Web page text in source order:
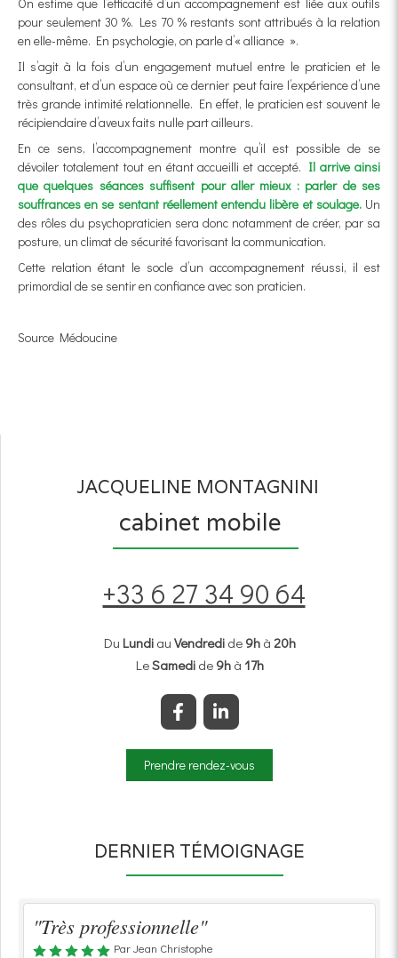
pour seulement 30 %. Les 70 % restants sont attribués à la relation
en elle-même. En psychologie, on parle d’« alliance ».
Il s’agit à la fois d’un engagement mutuel entre le praticien et le
consultant, et d’un espace où ce dernier peut faire l’expérience d’une
très grande intimité relationnelle. En effet, le praticien est souvent le
récipiendaire d’aveux faits nulle part ailleurs.
En ce sens, l’accompagnement montre qu’il est possible de se
dévoiler totalement tout en étant accueilli et accepté. Il arrive ainsi
que quelques séances suffisent pour aller mieux : parler de ses
souffrances en se sentant réellement entendu libère et soulage.Un
des rôles du psychopraticien sera donc notamment de créer, par sa
posture, un climat de sécurité favorisant la communication.
Cette relation étant le socle d’un accompagnement réussi, il est
primordial de se sentir en confiance avec son praticien.
Source Médoucine
JACQUELINE MONTAGNINI
cabinet mobile
+33 6 27 34 90 64
Du Lundiau Vendredide 9hà 20h
LeSamedide 9hà 17h
Prendre rendez-vous
DERNIER TÉMOIGNAGE
"Très professionnelle"
Par Jean Christophe